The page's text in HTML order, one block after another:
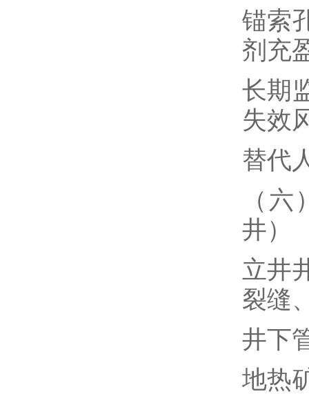
锚索
剂充
长期
失效
替代
（
井）
立井
裂缝
井下
地热